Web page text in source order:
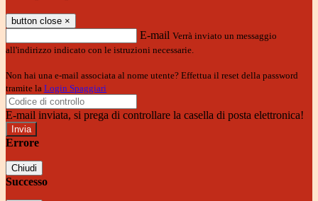
button close ×
E-mail Verrà inviato un messaggio
all'indirizzo indicato con le istruzioni necessarie.
Non hai una e-mail associata al nome utente? Effettua il reset della password
tramite la Login Spaggiari
E-mail inviata, si prega di controllare la casella di posta elettronica!
Errore
Chiudi
Successo